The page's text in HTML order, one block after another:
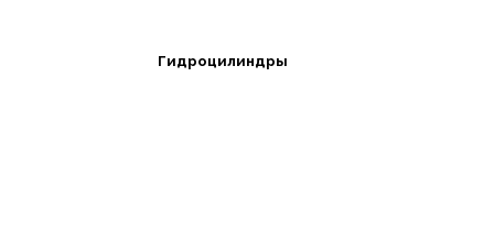
Гидроцилиндры